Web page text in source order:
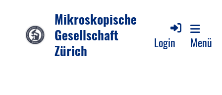
Mikroskopische
Gesellschaft
Zürich
Login Menü